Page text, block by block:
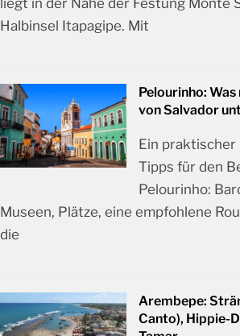
Halbinsel Itapagipe. Mit
Pelourinho:
von Salvador
Ein
Tipps für den
Pelourinho:
Museen, Plätze, eine empfohlene
die
Arembepe:
Canto), Hippie-